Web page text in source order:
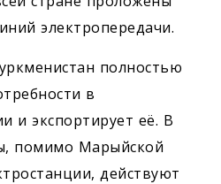
электропередачи.
полностью
в
и экспортирует её. В
помимо Марыйской
действуют